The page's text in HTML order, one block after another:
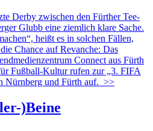
Derby zwischen den Fürther Tee-
Glubb eine ziemlich klare Sache.
heißt es in solchen Fällen,
Chance auf Revanche: Das
Connect aus Fürth
Fußball-Kultur rufen zur „3. FIFA
Nürnberg und Fürth auf. >>
)Beine